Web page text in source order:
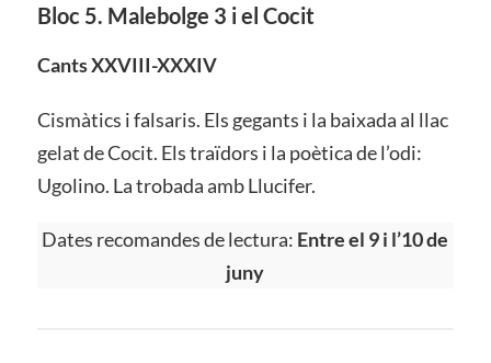
Bloc 5. Malebolge 3 i el Cocit
Cants XXVIII-XXXIV
Cismàtics i falsaris. Els gegants i la baixada al llac
gelat de Cocit. Els traïdors i la poètica de l’odi:
Ugolino. La trobada amb Llucifer.
Dates recomandes de lectura: Entre el 9 i l’10 de
juny